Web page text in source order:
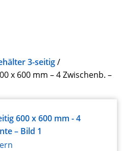
3-seitig
x 600 mm – 4 Zwischenb. –